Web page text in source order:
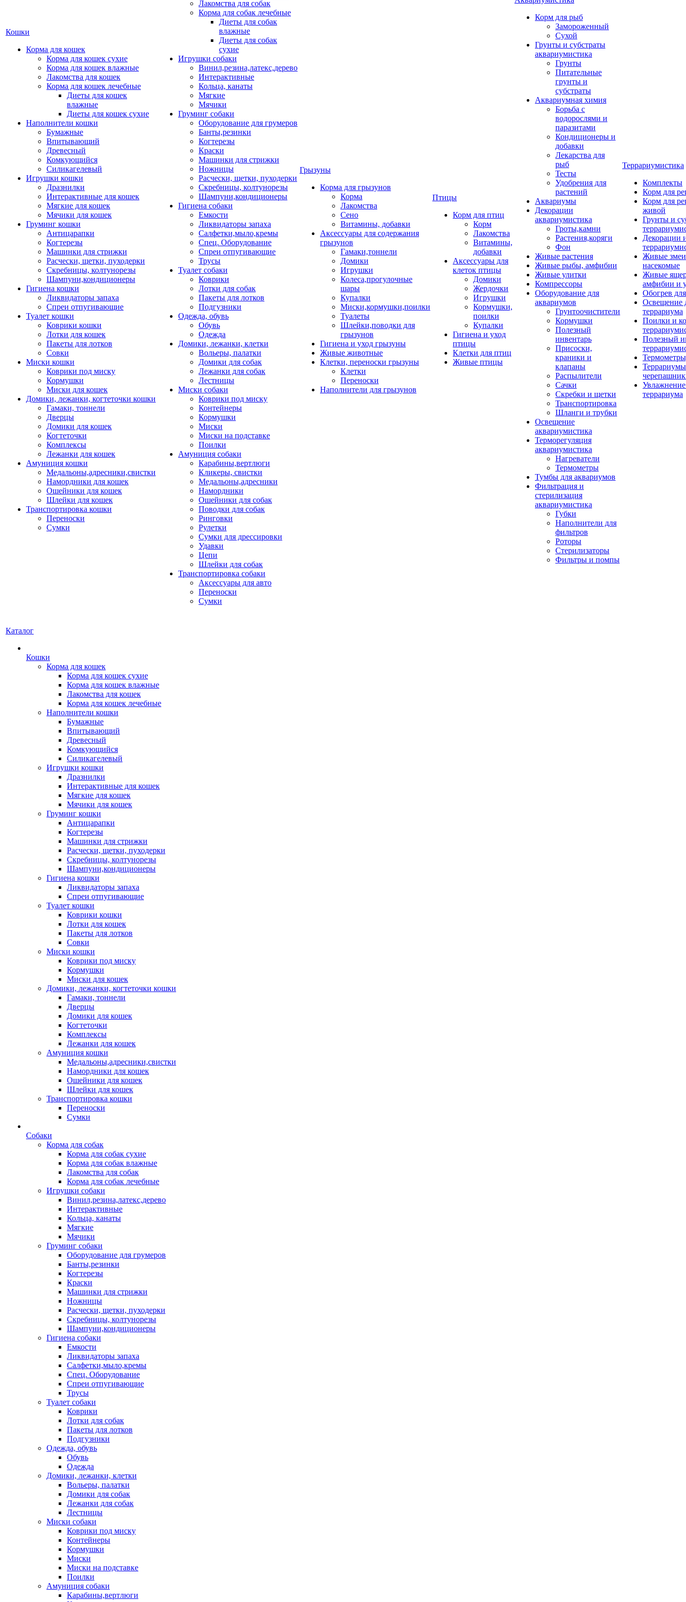
Кошки
Корма для кошек
Корма для кошек сухие
Корма для кошек влажные
Лакомства для кошек
Корма для кошек лечебные
Диеты для кошек
влажные
Диеты для кошек сухие
Наполнители кошки
Бумажные
Впитывающий
Древесный
Комкующийся
Силикагелевый
Игрушки кошки
Дразнилки
Интерактивные для кошек
Мягкие для кошек
Мячики для кошек
Груминг кошки
Антицарапки
Когтерезы
Машинки для стрижки
Расчески, щетки, пуходерки
Скребницы, колтунорезы
Шампуни,кондиционеры
Гигиена кошки
Ликвидаторы запаха
Спреи отпугивающие
Туалет кошки
Коврики кошки
Лотки для кошек
Пакеты для лотков
Совки
Миски кошки
Коврики под миску
Кормушки
Миски для кошек
Домики, лежанки, когтеточки кошки
Гамаки, тоннели
Дверцы
Домики для кошек
Когтеточки
Комплексы
Лежанки для кошек
Амуниция кошки
Медальоны,адресники,свистки
Намордники для кошек
Ошейники для кошек
Шлейки для кошек
Транспортировка кошки
Переноски
Сумки
Лакомства для собак
Корма для собак лечебные
Диеты для собак
влажные
Диеты для собак
сухие
Игрушки собаки
Винил,резина,латекс,дерево
Интерактивные
Кольца, канаты
Мягкие
Мячики
Груминг собаки
Оборудование для грумеров
Банты,резинки
Когтерезы
Краски
Машинки для стрижки
Ножницы
Расчески, щетки, пуходерки
Скребницы, колтунорезы
Шампуни,кондиционеры
Гигиена собаки
Емкости
Ликвидаторы запаха
Салфетки,мыло,кремы
Спец. Оборудование
Спреи отпугивающие
Трусы
Туалет собаки
Коврики
Лотки для собак
Пакеты для лотков
Подгузники
Одежда, обувь
Обувь
Одежда
Домики, лежанки, клетки
Вольеры, палатки
Домики для собак
Лежанки для собак
Лестницы
Миски собаки
Коврики под миску
Контейнеры
Кормушки
Миски
Миски на подставке
Поилки
Амуниция собаки
Карабины,вертлюги
Кликеры, свистки
Медальоны,адресники
Намордники
Ошейники для собак
Поводки для собак
Ринговки
Рулетки
Сумки для дрессировки
Удавки
Цепи
Шлейки для собак
Транспортировка собаки
Аксессуары для авто
Переноски
Сумки
Грызуны
Корма для грызунов
Корма
Лакомства
Сено
Витамины, добавки
Аксессуары для содержания
грызунов
Гамаки,тоннели
Домики
Игрушки
Колеса,прогулочные
шары
Купалки
Миски,кормушки,поилки
Туалеты
Шлейки,поводки для
грызунов
Гигиена и уход грызуны
Живые животные
Клетки, переноски грызуны
Клетки
Переноски
Наполнители для грызунов
Птицы
Корм для птиц
Корм
Лакомства
Витамины,
добавки
Аксессуары для
клеток птицы
Домики
Жердочки
Игрушки
Кормушки,
поилки
Купалки
Гигиена и уход
птицы
Клетки для птиц
Живые птицы
Корм для рыб
Замороженный
Сухой
Грунты и субстраты
аквариумистика
Грунты
Питательные
грунты и
субстраты
Аквариумная химия
Борьба с
водорослями и
паразитами
Кондиционеры и
добавки
Лекарства для
рыб
Тесты
Удобрения для
растений
Аквариумы
Декорации
аквариумистика
Гроты,камни
Растения,коряги
Фон
Живые растения
Живые рыбы, амфибии
Живые улитки
Компрессоры
Оборудование для
аквариумов
Грунтоочистители
Кормушки
Полезный
инвентарь
Присоски,
краники и
клапаны
Распылители
Сачки
Скребки и щетки
Транспортировка
Шланги и трубки
Освещение
аквариумистика
Терморегуляция
аквариумистика
Нагреватели
Термометры
Тумбы для аквариумов
Фильтрация и
стерилизация
аквариумистика
Губки
Наполнители для
фильтров
Роторы
Стерилизаторы
Фильтры и помпы
Террариумистика
Комплекты
Корм для
Корм для
живой
Грунты и
Декорации
Живые
насекомые
Живые
амфибии и
Обогрев
Освещение
террариума
Поилки и
Полезный
террариума
Каталог
Кошки
Корма для кошек
Корма для кошек сухие
Корма для кошек влажные
Лакомства для кошек
Корма для кошек лечебные
Наполнители кошки
Бумажные
Впитывающий
Древесный
Комкующийся
Силикагелевый
Игрушки кошки
Дразнилки
Интерактивные для кошек
Мягкие для кошек
Мячики для кошек
Груминг кошки
Антицарапки
Когтерезы
Машинки для стрижки
Расчески, щетки, пуходерки
Скребницы, колтунорезы
Шампуни,кондиционеры
Гигиена кошки
Ликвидаторы запаха
Спреи отпугивающие
Туалет кошки
Коврики кошки
Лотки для кошек
Пакеты для лотков
Совки
Миски кошки
Коврики под миску
Кормушки
Миски для кошек
Домики, лежанки, когтеточки кошки
Гамаки, тоннели
Дверцы
Домики для кошек
Когтеточки
Комплексы
Лежанки для кошек
Амуниция кошки
Медальоны,адресники,свистки
Намордники для кошек
Ошейники для кошек
Шлейки для кошек
Транспортировка кошки
Переноски
Сумки
Собаки
Корма для собак
Корма для собак сухие
Корма для собак влажные
Лакомства для собак
Корма для собак лечебные
Игрушки собаки
Винил,резина,латекс,дерево
Интерактивные
Кольца, канаты
Мягкие
Мячики
Груминг собаки
Оборудование для грумеров
Банты,резинки
Когтерезы
Краски
Машинки для стрижки
Ножницы
Расчески, щетки, пуходерки
Скребницы, колтунорезы
Шампуни,кондиционеры
Гигиена собаки
Емкости
Ликвидаторы запаха
Салфетки,мыло,кремы
Спец. Оборудование
Спреи отпугивающие
Трусы
Туалет собаки
Коврики
Лотки для собак
Пакеты для лотков
Подгузники
Одежда, обувь
Обувь
Одежда
Домики, лежанки, клетки
Вольеры, палатки
Домики для собак
Лежанки для собак
Лестницы
Миски собаки
Коврики под миску
Контейнеры
Кормушки
Миски
Миски на подставке
Поилки
Амуниция собаки
Карабины,вертлюги